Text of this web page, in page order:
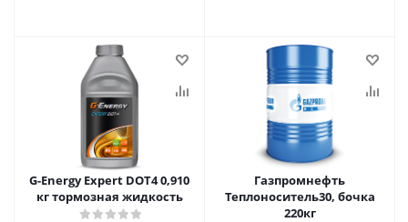
G-Energy Expert DOT4 0,910
кг тормозная жидкость
Газпромнефть
Теплоноситель30, бочка
220кг